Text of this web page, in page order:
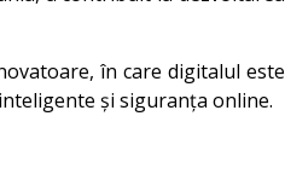
în care digitalul este
și siguranța online.